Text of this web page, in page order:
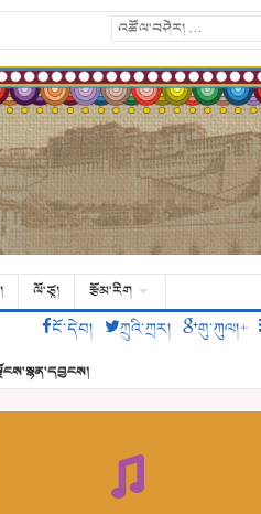
ལོ་ཙཱ།
རྩོམ་རིག
ངོ་དེབ།
ཀྲུའི་ཀྲར། གུ་ཀུལ།+